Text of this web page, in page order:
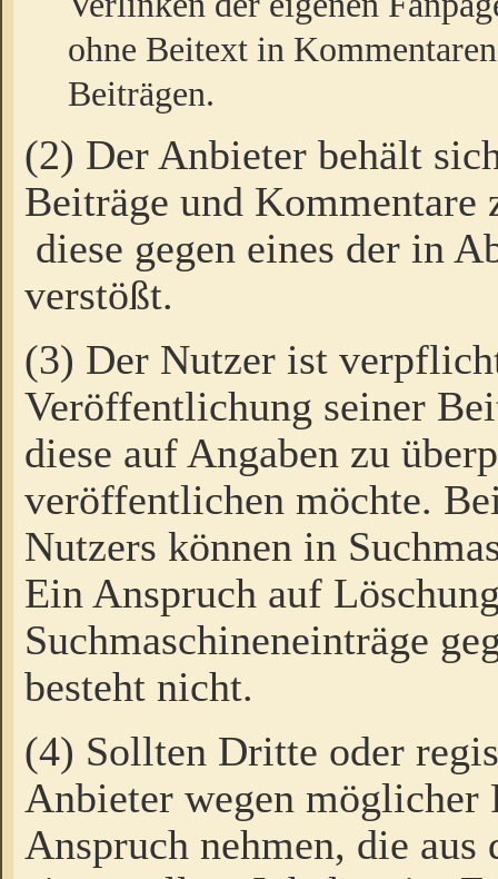
ohne Beitext in
Beiträgen.
(2) Der Anbieter behält
Beiträge und Kommentare
diese gegen eines der in
verstößt.
(3) Der Nutzer ist
Veröffentlichung seiner
diese auf Angaben zu
veröffentlichen möchte.
Nutzers können in
Ein Anspruch auf
Suchmaschineneinträge
besteht nicht.
(4) Sollten Dritte oder
Anbieter wegen möglicher
Anspruch nehmen, die